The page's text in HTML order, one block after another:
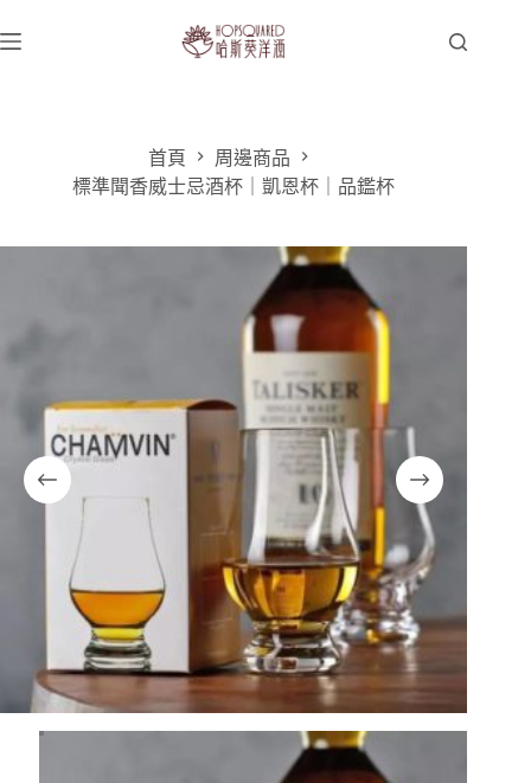
至
首頁
周邊商品
標準聞香威士忌酒杯｜凱恩杯｜品鑑杯